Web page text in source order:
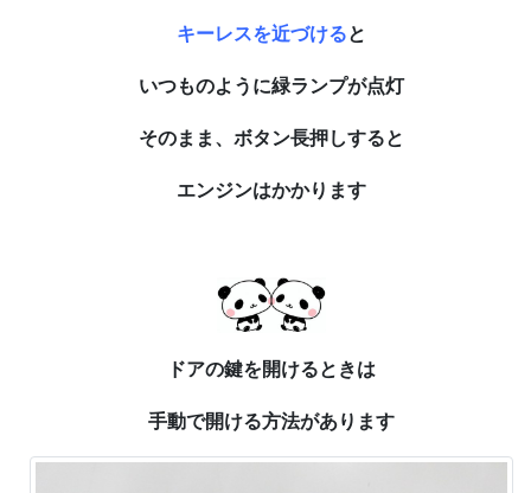
キーレスを近づけると
いつものように緑ランプが点灯
そのまま、ボタン長押しすると
エンジンはかかります
ドアの鍵を開けるときは
手動で開ける方法があります